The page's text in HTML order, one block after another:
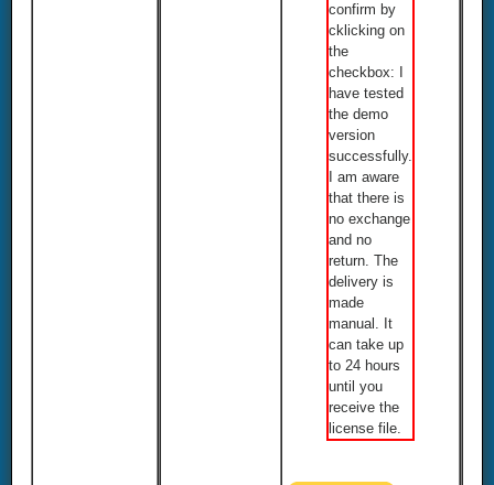
confirm by
cklicking on
the
checkbox: I
have tested
the demo
version
successfully.
I am aware
that there is
no exchange
and no
return. The
delivery is
made
manual. It
can take up
to 24 hours
until you
receive the
license file.